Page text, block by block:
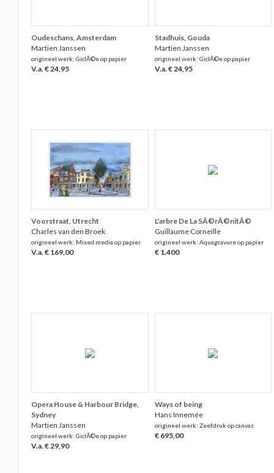
Oudeschans, Amsterdam
Martien Janssen
origineel werk: GiclÃ©e op papier
V.a. € 24,95
Stadhuis, Gouda
Martien Janssen
origineel werk: GiclÃ©e op papier
V.a. € 24,95
Voorstraat, Utrecht
Charles van den Broek
origineel werk: Mixed media op papier
V.a. € 169,00
L'arbre De La SÃ©rÃ©nitÃ©
Guillaume Corneille
origineel werk: Aquagravure op papier
€ 1.400
Opera House & Harbour Bridge,
Sydney
Martien Janssen
origineel werk: GiclÃ©e op papier
V.a. € 29,90
Ways of being
Hans Innemée
origineel werk: Zeefdruk op canvas
€ 695,00